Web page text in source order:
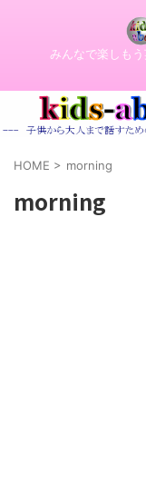
みんなで楽しも
HOME > morning
morning